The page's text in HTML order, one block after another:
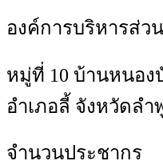
องค์การบริหารส่ว
หมู่ที่ 10 บ้านหนอ
อำเภอลี้ จังหวัดลำ
จำนวนประชากร